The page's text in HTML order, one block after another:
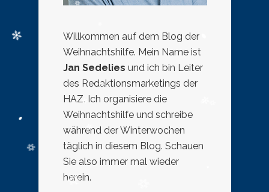
Willkommen auf dem Blog der
Weihnachtshilfe. Mein Name ist
Jan Sedelies und ich bin Leiter
des Redaktionsmarketings der
HAZ. Ich organisiere die
Weihnachtshilfe und schreibe
während der Winterwochen
täglich in diesem Blog. Schauen
Sie also immer mal wieder
herein.